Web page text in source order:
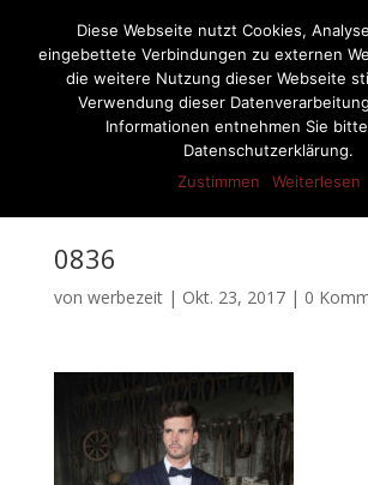
Seite wählen
0836
von werbezeit| Okt. 23, 2017| 0
Diese Webseite nutzt Cookies,
eingebettete Verbindungen zu externen
die weitere Nutzung dieser Webseite
Verwendung dieser
Informationen entnehmen Sie
Datenschutzerklärung.
Zustimmen
Weiterlesen